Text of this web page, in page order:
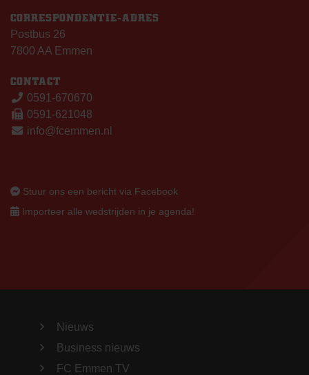
CORRESPONDENTIE-ADRES
Postbus 26
7800 AA Emmen
CONTACT
0591-670670
0591-621048
info@fcemmen.nl
Stuur ons een bericht via Facebook
Importeer alle wedstrijden in je agenda!
Nieuws
Business nieuws
FC Emmen TV